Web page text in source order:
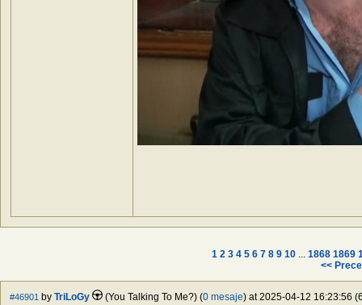
1 2 3 4 5 6 7 8 9 10... 1868 1869
<<
#46901 by TriLoGy (You Talking To Me?) (0 mesaje) at 2025-04-12 16:23:56